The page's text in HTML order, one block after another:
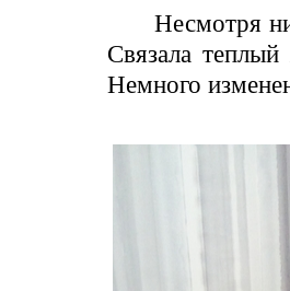
Несмотря ни
Связала
Немного